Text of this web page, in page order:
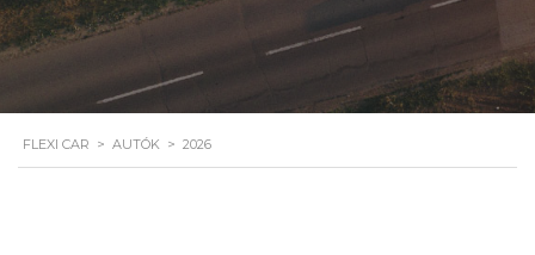
FLEXI CAR > AUTÓK > 2026